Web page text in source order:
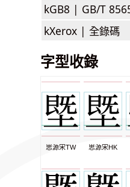
kGB8 | GB/T
kXerox | 全錄碼
字型收錄
思源宋TW 思源宋HK